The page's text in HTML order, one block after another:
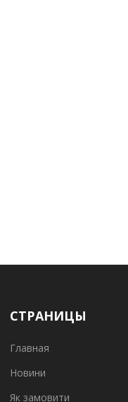
СТРАНИЦЫ
Главная
Новини
Як замовити